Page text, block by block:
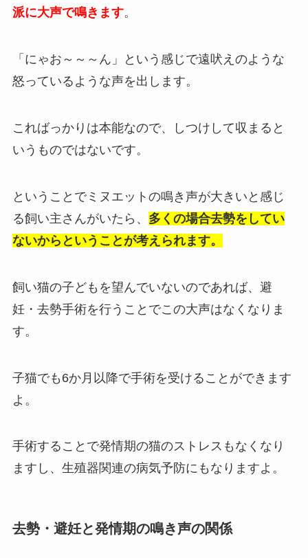
派に大声で鳴きます。
「にゃお～～～ん」という感じで遠吠えのような
怒っているような声を出します。
こればっかりは本能なので、しつけして収まると
いうものではないです。
ということでミヌエットの鳴き声が大きいと感じ
る飼い主さんがいたら、 多くの場合去勢をしてい
ないからということが考えられます。
飼い猫の子どもを望んでいないのであれば、避
妊・去勢手術を行うことでこの大声はなくなりま
す。
子猫でも6か月以降で手術を受けることができます
よ。
手術することで発情期の猫のストレスもなくなり
ますし、生殖器関連の病気予防にもなりますよ。
去勢・避妊と発情期の鳴き声の関係